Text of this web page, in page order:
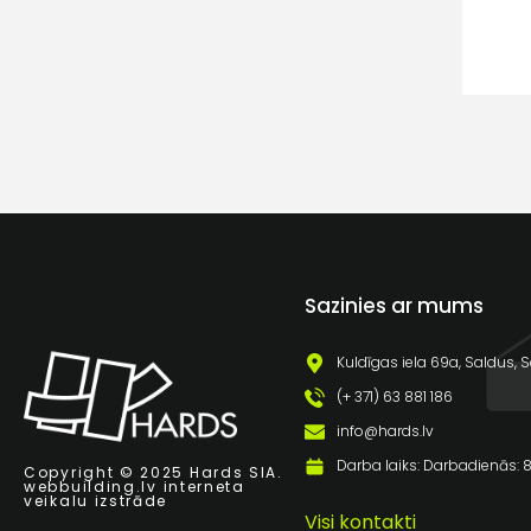
Copyright © 2025 Hards SIA.
webbuilding.lv interneta
veikalu izstrāde
Sazinies ar mums
Kuldīgas iela 69a, Saldus,
(+ 371) 63 881 186
info@hards.lv
Darba laiks: Darbadienās:
Visi kontakti